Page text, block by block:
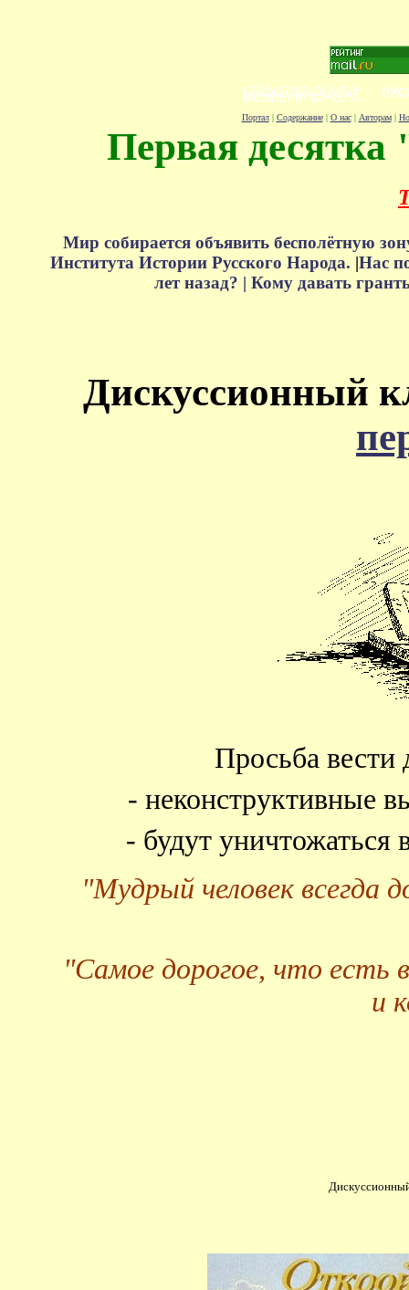
Портал| Содержание| О нас| Авторам|
Первая десятка
Мир собирается объявить бесполётную
Института Истории Русского Народа. |Нас
лет назад? | Кому давать
Дискуссионный
Просьба вести
- неконструктивные
- будут
"Мудрый человек всегда
"Самое дорогое, что есть
и